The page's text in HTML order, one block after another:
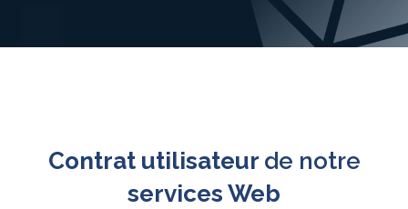
Contrat utilisateur de notre
services Web